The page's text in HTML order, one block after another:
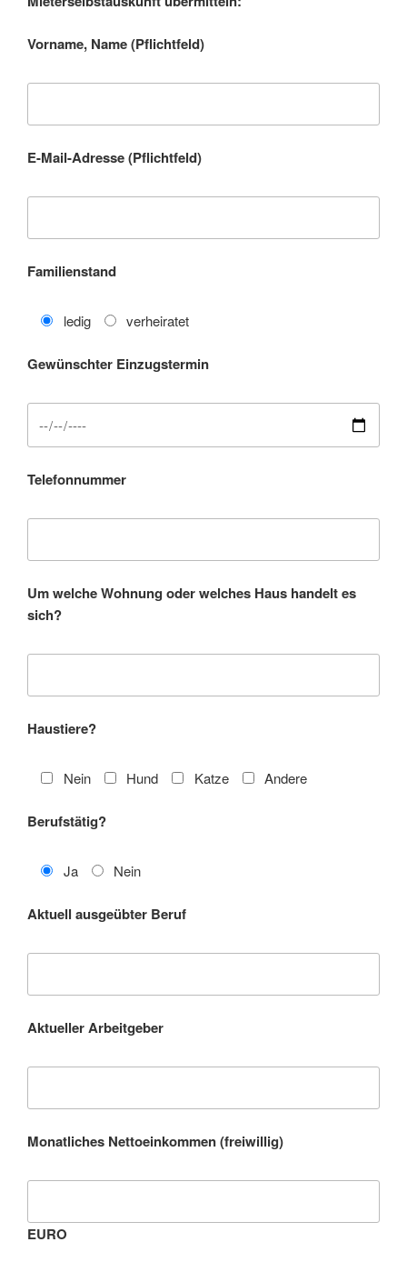
Vorname, Name (Pflichtfeld)
E-Mail-Adresse (Pflichtfeld)
Familienstand
ledig verheiratet
Gewünschter Einzugstermin
Telefonnummer
Um welche Wohnung oder welches Haus handelt es
sich?
Haustiere?
Nein Hund Katze Andere
Berufstätig?
Ja Nein
Aktuell ausgeübter Beruf
Aktueller Arbeitgeber
Monatliches Nettoeinkommen (freiwillig)
EURO